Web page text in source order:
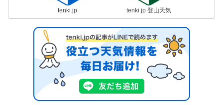
tenki.jp tenki.jp 登山天気